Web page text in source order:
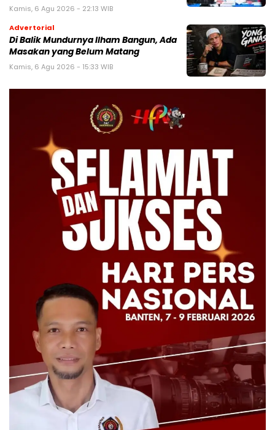
Kamis, 6 Agu 2026 - 22:13 WIB
Advertorial
Di Balik Mundurnya Ilham Bangun, Ada
Masakan yang Belum Matang
Kamis, 6 Agu 2026 - 15:33 WIB